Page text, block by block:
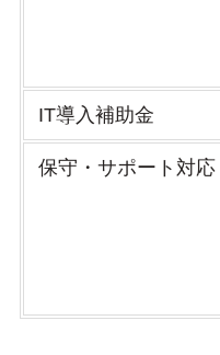
IT導入補助金
保守・サポート対応